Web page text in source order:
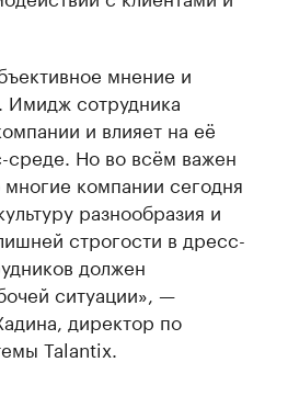
мнение и
Имидж сотрудника
и влияет на её
среде. Но во всём важен
компании сегодня
разнообразия и
строгости в дресс-
должен
ситуации», —
директор по
Talantix.